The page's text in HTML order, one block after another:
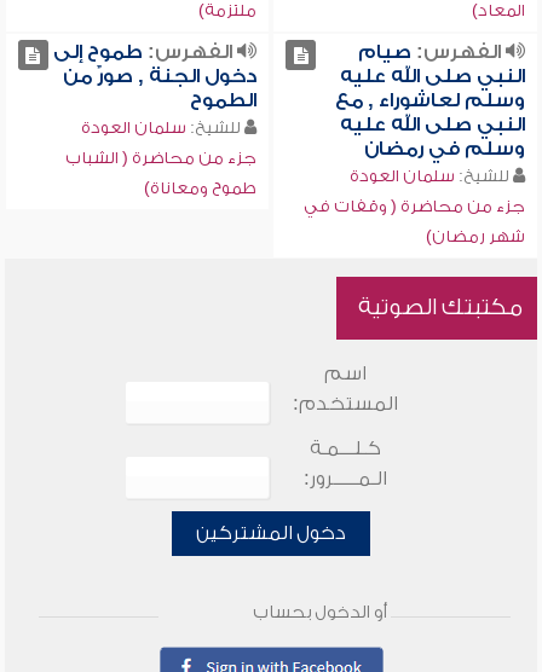
المعاد)
ملتزمة)
الفهرس: صيام
النبي صلى الله عليه
وسلم لعاشوراء , مع
النبي صلى الله عليه
وسلم في رمضان
للشيخ: سلمان العودة
جزء من محاضرة ( وقفات في
شهر رمضان)
الفهرس: طموح إلى
دخول الجنة , صورٌ من
الطموح
للشيخ: سلمان العودة
جزء من محاضرة ( الشباب
طموح ومعاناة)
مكتبتك الصوتية
اسم
المستخدم:
كـلـــمـة
الـمـــــرور:
دخول المشتركين
أو الدخول بحساب